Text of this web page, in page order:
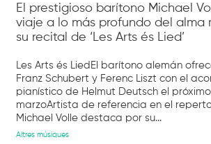
El prestigioso barítono Michael
viaje a lo más profundo del alma
su recital de ‘Les Arts és Lied’
Les Arts és LiedEl barítono alemán
Franz Schubert y Ferenc Liszt con el
pianístico de Helmut Deutsch el
marzoArtista de referencia en el
Michael Volle destaca por su...
Altres músiques